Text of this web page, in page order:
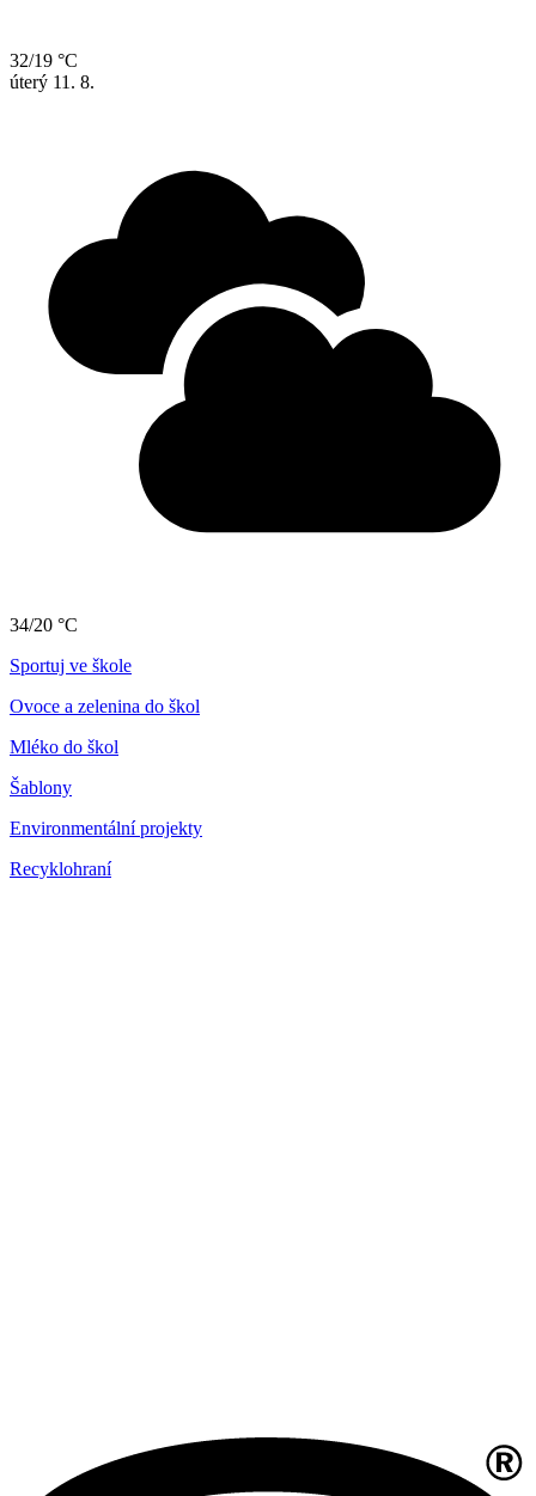
32/19 °C
úterý 11. 8.
34/20 °C
Sportuj ve škole
Ovoce a zelenina do škol
Mléko do škol
Šablony
Environmentální projekty
Recyklohraní